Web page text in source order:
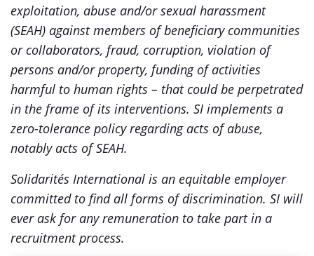
exploitation, abuse and/or sexual harassment
(SEAH) against members of beneficiary communities
or collaborators, fraud, corruption, violation of
persons and/or property, funding of activities
harmful to human rights – that could be perpetrated
in the frame of its interventions. SI implements a
zero-tolerance policy regarding acts of abuse,
notably acts of SEAH.
Solidarités International is an equitable employer
committed to find all forms of discrimination. SI will
ever ask for any remuneration to take part in a
recruitment process.